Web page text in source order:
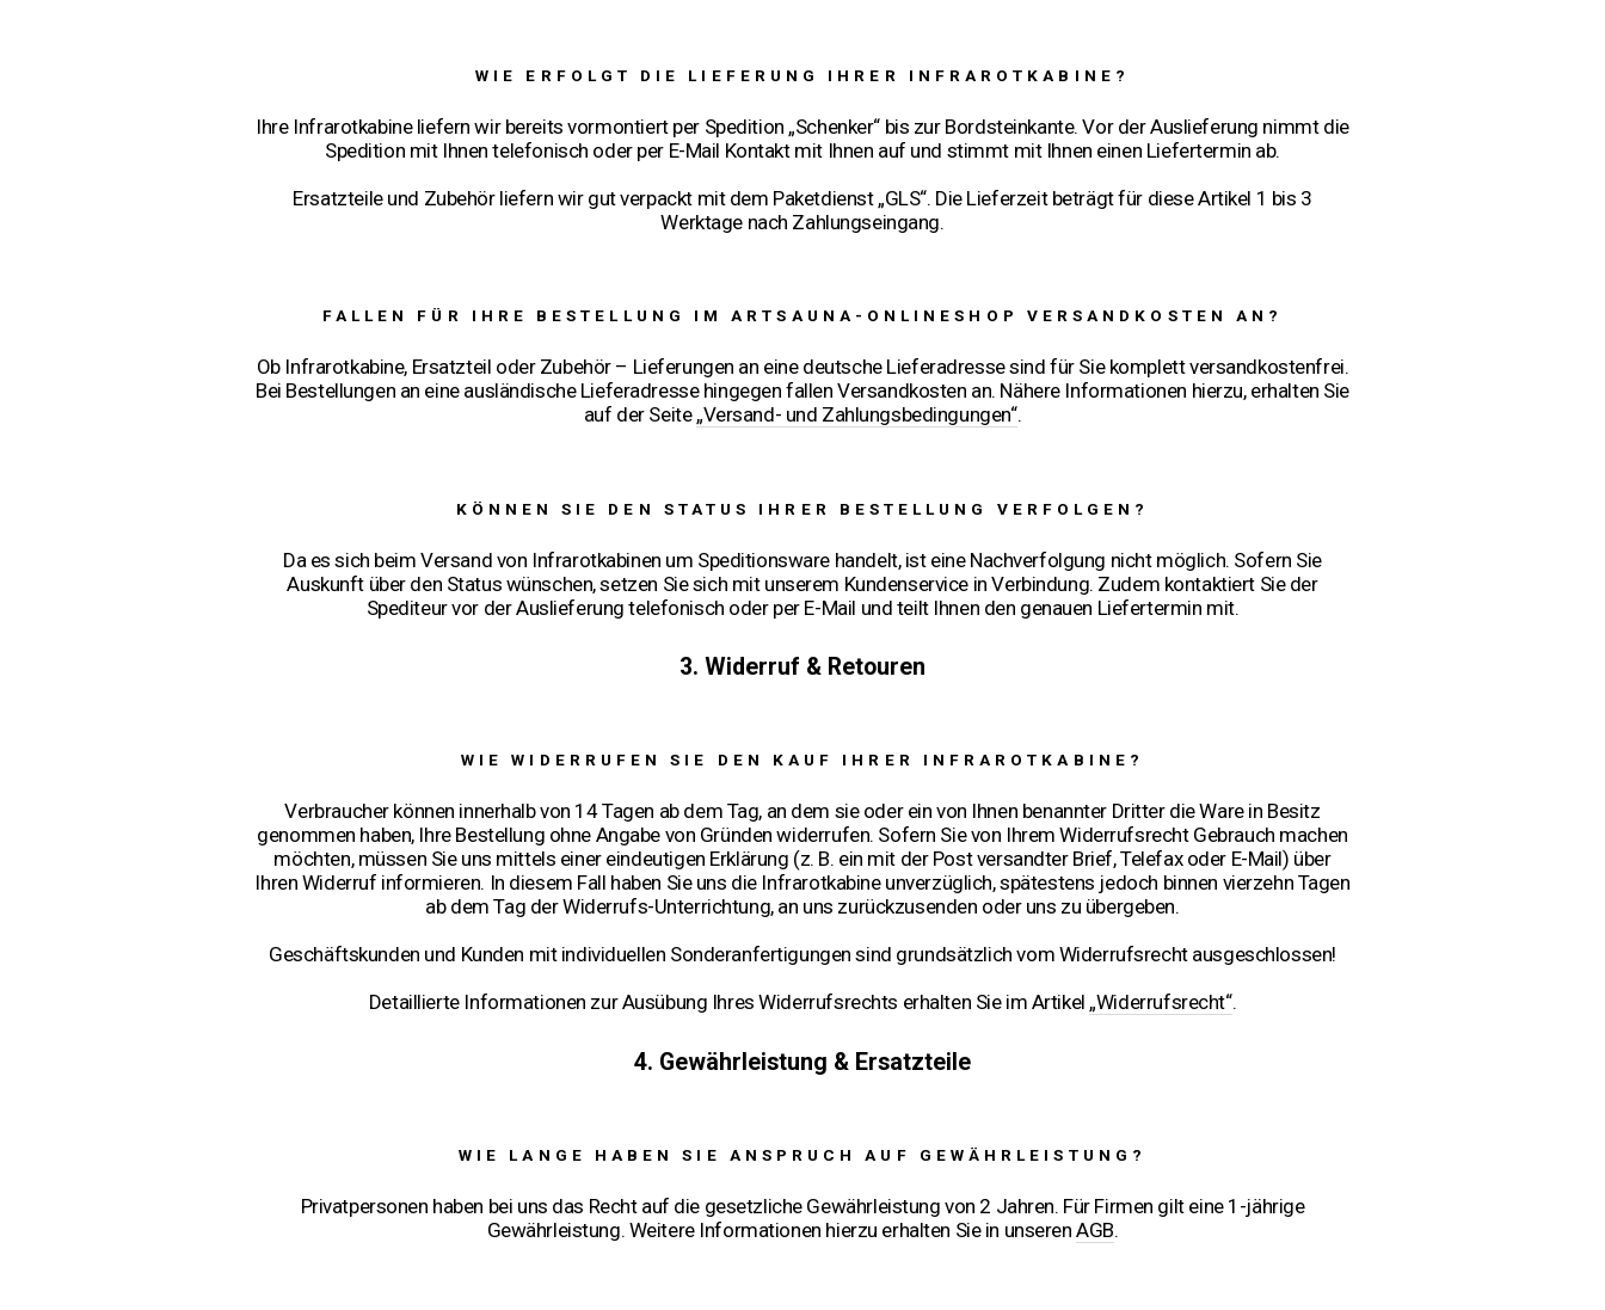
WIE ERFOLGT DIE LIEFERUNG IHRER INFRAROTKABINE?
Ihre Infrarotkabine liefern wir bereits vormontiert per Spedition „Schenker“ bis zur Bordsteinkante. Vor der Auslieferung nimmt die
Spedition mit Ihnen telefonisch oder per E-Mail Kontakt mit Ihnen auf und stimmt mit Ihnen einen Liefertermin ab.
Ersatzteile und Zubehör liefern wir gut verpackt mit dem Paketdienst „GLS“. Die Lieferzeit beträgt für diese Artikel 1 bis 3
Werktage nach Zahlungseingang.
FALLEN FÜR IHRE BESTELLUNG IM ARTSAUNA-ONLINESHOP VERSANDKOSTEN AN?
Ob Infrarotkabine, Ersatzteil oder Zubehör – Lieferungen an eine deutsche Lieferadresse sind für Sie komplett versandkostenfrei.
Bei Bestellungen an eine ausländische Lieferadresse hingegen fallen Versandkosten an. Nähere Informationen hierzu, erhalten Sie
auf der Seite „Versand- und Zahlungsbedingungen“.
KÖNNEN SIE DEN STATUS IHRER BESTELLUNG VERFOLGEN?
Da es sich beim Versand von Infrarotkabinen um Speditionsware handelt, ist eine Nachverfolgung nicht möglich. Sofern Sie
Auskunft über den Status wünschen, setzen Sie sich mit unserem Kundenservice in Verbindung. Zudem kontaktiert Sie der
Spediteur vor der Auslieferung telefonisch oder per E-Mail und teilt Ihnen den genauen Liefertermin mit.
3. Widerruf & Retouren
WIE WIDERRUFEN SIE DEN KAUF IHRER INFRAROTKABINE?
Verbraucher können innerhalb von 14 Tagen ab dem Tag, an dem sie oder ein von Ihnen benannter Dritter die Ware in Besitz
genommen haben, Ihre Bestellung ohne Angabe von Gründen widerrufen. Sofern Sie von Ihrem Widerrufsrecht Gebrauch machen
möchten, müssen Sie uns mittels einer eindeutigen Erklärung (z. B. ein mit der Post versandter Brief, Telefax oder E-Mail) über
Ihren Widerruf informieren. In diesem Fall haben Sie uns die Infrarotkabine unverzüglich, spätestens jedoch binnen vierzehn Tagen
ab dem Tag der Widerrufs-Unterrichtung, an uns zurückzusenden oder uns zu übergeben.
Geschäftskunden und Kunden mit individuellen Sonderanfertigungen sind grundsätzlich vom Widerrufsrecht ausgeschlossen!
Detaillierte Informationen zur Ausübung Ihres Widerrufsrechts erhalten Sie im Artikel „Widerrufsrecht“.
4. Gewährleistung & Ersatzteile
WIE LANGE HABEN SIE ANSPRUCH AUF GEWÄHRLEISTUNG?
Privatpersonen haben bei uns das Recht auf die gesetzliche Gewährleistung von 2 Jahren. Für Firmen gilt eine 1-jährige
Gewährleistung. Weitere Informationen hierzu erhalten Sie in unserenAGB.